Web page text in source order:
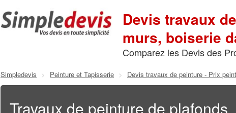
Devis travaux
murs, boiserie
Comparez les Devis des
Simpledevis > Peinture et Tapisserie > Devis travaux de peinture - Prix
Travaux de peinture de plafonds,